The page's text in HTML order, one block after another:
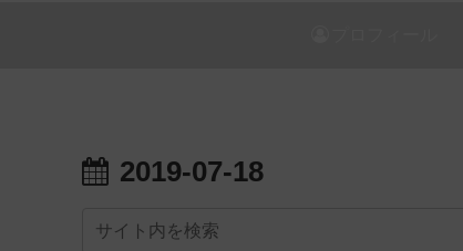
2019-07-18